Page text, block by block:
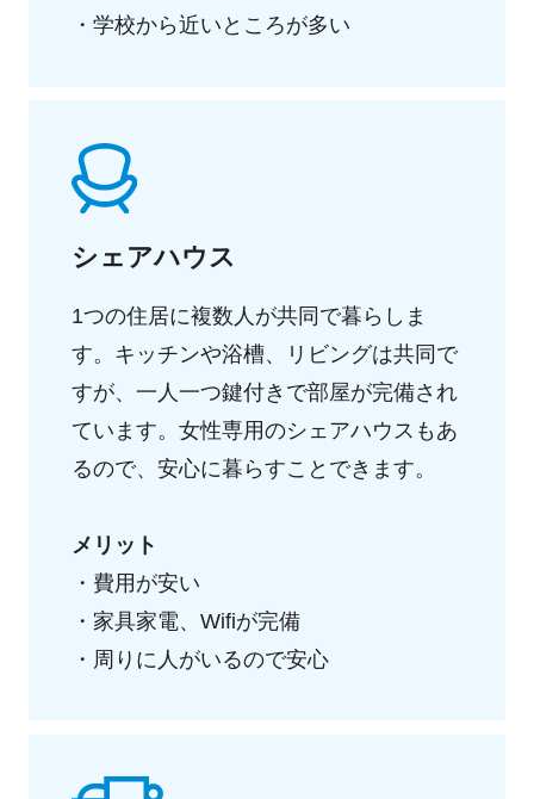
・学校から近いところが多い
シェアハウス
1つの住居に複数人が共同で暮らしま
す。キッチンや浴槽、リビングは共同で
すが、一人一つ鍵付きで部屋が完備され
ています。女性専用のシェアハウスもあ
るので、安心に暮らすことできます。
メリット
・費用が安い
・家具家電、Wifiが完備
・周りに人がいるので安心